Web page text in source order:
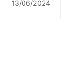
13/06/2024